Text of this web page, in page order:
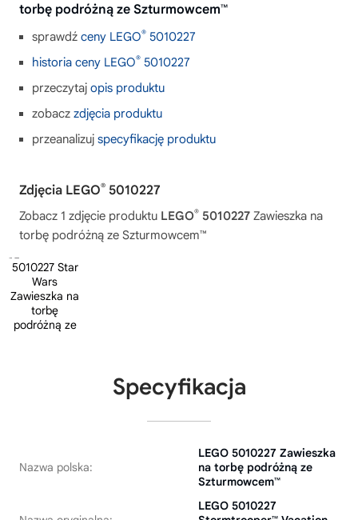
torbę podróżną ze Szturmowcem™
sprawdź ceny LEGO® 5010227
historia ceny LEGO® 5010227
przeczytaj opis produktu
zobacz zdjęcia produktu
przeanalizuj specyfikację produktu
Zdjęcia LEGO® 5010227
Zobacz 1 zdjęcie produktu LEGO® 5010227 Zawieszka na
torbę podróżną ze Szturmowcem™
Specyfikacja
Nazwa polska:
LEGO 5010227 Zawieszka
na torbę podróżną ze
Szturmowcem™
LEGO 5010227